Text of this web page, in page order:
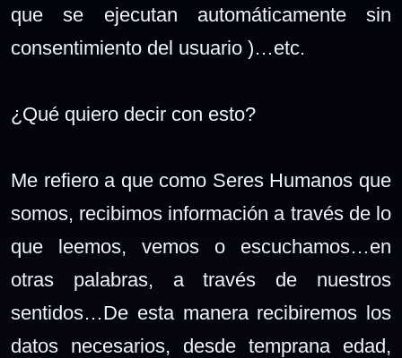
que se ejecutan automáticamente sin
consentimiento del usuario )…etc.
¿Qué quiero decir con esto?
Me refiero a que como Seres Humanos que
somos, recibimos información a través de lo
que leemos, vemos o escuchamos…en
otras palabras, a través de nuestros
sentidos…De esta manera recibiremos los
datos necesarios, desde temprana edad,